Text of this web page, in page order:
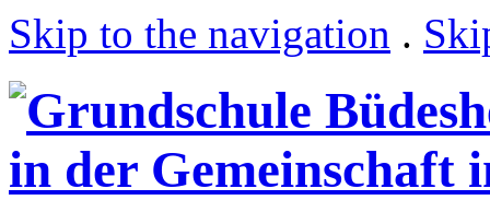
Skip to the navigation .